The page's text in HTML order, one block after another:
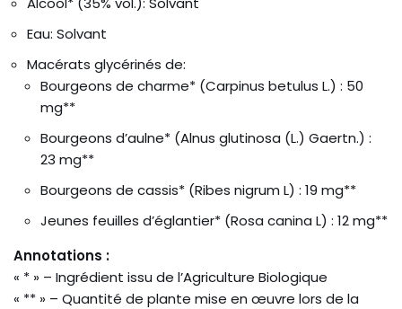
Eau: Solvant
Macérats glycérinés de:
Bourgeons de charme* (Carpinus betulus L.) : 50
mg**
Bourgeons d’aulne* (Alnus glutinosa (L.) Gaertn.) :
23 mg**
Bourgeons de cassis* (Ribes nigrum L) : 19 mg**
Jeunes feuilles d’églantier* (Rosa canina L) : 12 mg**
Annotations :
« * » – Ingrédient issu de l’Agriculture Biologique
« ** » – Quantité de plante mise en œuvre lors de la